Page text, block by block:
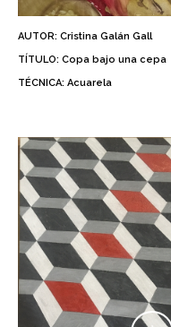
AUTOR: Cristina Galán Gall
TÍTULO: Copa bajo una cepa
TÉCNICA: Acuarela